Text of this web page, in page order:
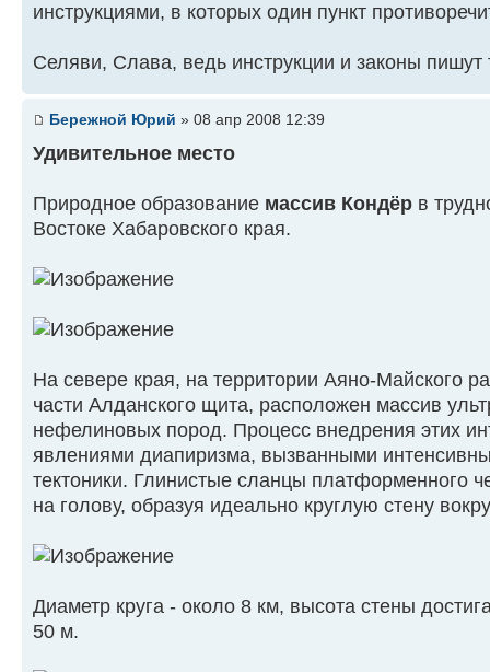
инструкциями, в которых один пункт
Селяви, Слава, ведь инструкции и законы
Бережной Юрий » 08 апр 2008 12:39
Удивительное место
Природное образование массив Кондёр в
Востоке Хабаровского края.
На севере края, на территории Аяно-Майского
части Алданского щита, расположен массив
нефелиновых пород. Процесс внедрения этих
явлениями диапиризма, вызванными
тектоники. Глинистые сланцы платформенного
на голову, образуя идеально круглую стену
Диаметр круга - около 8 км, высота стены
50 м.